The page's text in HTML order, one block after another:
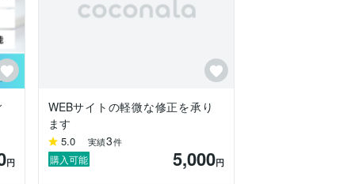
円
WEBサイトの軽微な修正を承り
ます
5.0 実績3件
購入可能 5,000円